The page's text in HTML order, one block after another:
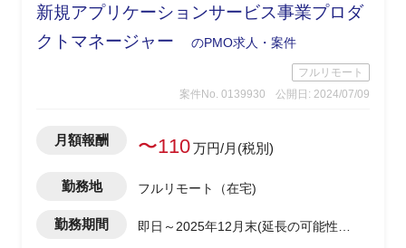
新規アプリケーションサービス事業プロダ
クトマネージャー
のPMO求人・案件
フルリモート
案件No. 0139930
公開日: 2024/07/09
月額報酬 〜110万円/月(税別)
勤務地 フルリモート（在宅)
勤務期間
即日～2025年12月末(延長の可能性有